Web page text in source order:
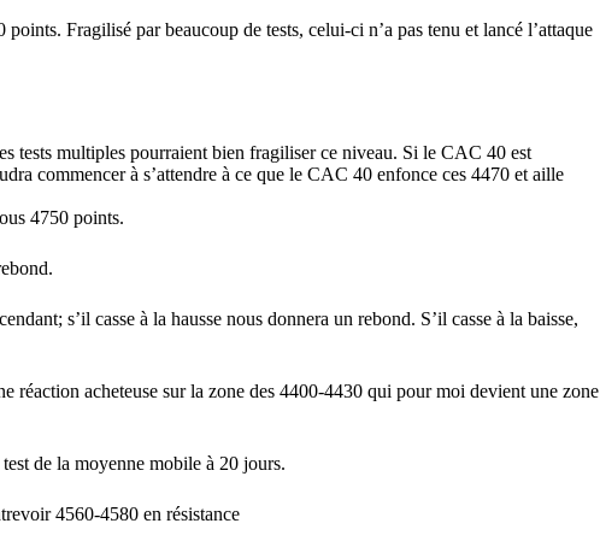
Fragilisé par beaucoup de tests, celui-ci n’a pas tenu et lancé l’attaque
tests multiples pourraient bien fragiliser ce niveau. Si le CAC 40 est
commencer à s’attendre à ce que le CAC 40 enfonce ces 4470 et aille
4750 points.
s’il casse à la hausse nous donnera un rebond. S’il casse à la baisse,
réaction acheteuse sur la zone des 4400-4430 qui pour moi devient une zone
de la moyenne mobile à 20 jours.
4560-4580 en résistance